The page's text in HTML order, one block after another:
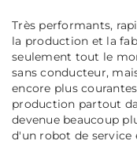
Très performants,
la production et la
seulement tout le
sans conducteur,
encore plus
production partout
devenue beaucoup
d'un robot de service